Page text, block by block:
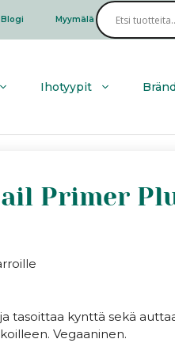
Blogi Myymälä Haku
Ihotyypit
Primer
tasoittaa kynttä sekä
Vegaaninen.